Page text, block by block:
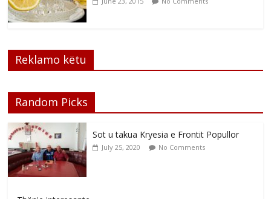
Reklamo këtu
Random Picks
Sot u takua Kryesia e Frontit Popullor
July 25, 2020 No Comments